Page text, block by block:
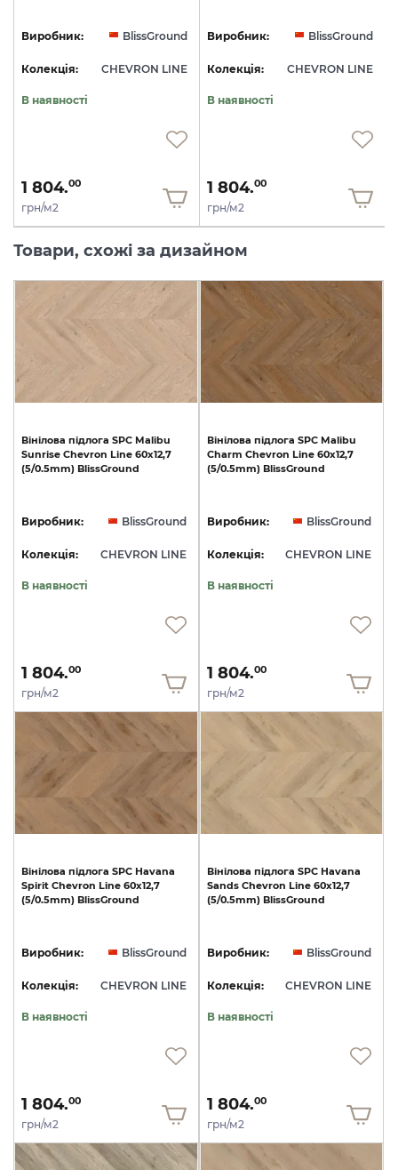
Виробник: BlissGround
Колекція: CHEVRON LINE
В наявності
1 804.00
грн/м2
Виробник: BlissGround
Колекція: CHEVRON LINE
В наявності
1 804.00
грн/м2
Товари, схожі за дизайном
Вінілова підлога SPC Malibu
Sunrise Chevron Line 60x12,7
(5/0.5mm) BlissGround
Виробник: BlissGround
Колекція: CHEVRON LINE
В наявності
1 804.00
грн/м2
Вінілова підлога SPC Malibu
Charm Chevron Line 60x12,7
(5/0.5mm) BlissGround
Виробник: BlissGround
Колекція: CHEVRON LINE
В наявності
1 804.00
грн/м2
Вінілова підлога SPC Havana
Spirit Chevron Line 60x12,7
(5/0.5mm) BlissGround
Виробник: BlissGround
Колекція: CHEVRON LINE
В наявності
1 804.00
грн/м2
Вінілова підлога SPC Havana
Sands Chevron Line 60x12,7
(5/0.5mm) BlissGround
Виробник: BlissGround
Колекція: CHEVRON LINE
В наявності
1 804.00
грн/м2